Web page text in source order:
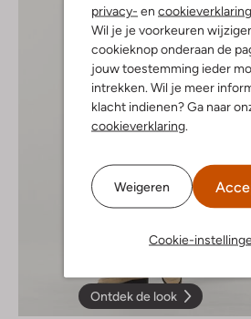
privacy- en cookieverklaring
Wil je je voorkeuren
cookieknop onderaan de
jouw toestemming ieder
intrekken. Wil je meer
klacht indienen? Ga naar
cookieverklaring.
Weigeren
Cookie-
Ontdek de look